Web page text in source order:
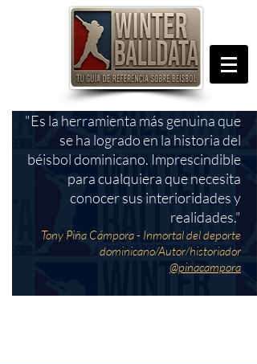
"Es la herramienta más genuina que
se ha logrado en la historia del
béisbol dominicano. Imprescindible
para cualquiera que necesita
conocer sus interioridades y
realidades."
Tony Piña Cámpora - Inmortal del deporte
dominicano/Autor/historiador
@pinacampora